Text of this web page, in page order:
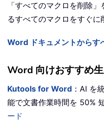
「すべてのマクロを削除
るすべてのマクロをすぐに
Word ドキュメントからす
Word 向けおすすめ
Kutools for Word ：AI を
能で文書作業時間を 50%
ード